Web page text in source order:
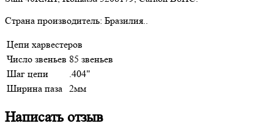
Страна производитель: Бразилия..
Цепи харвестеров
Число звеньев 85 звеньев
Шаг цепи
.404"
Ширина паза 2мм
Написать отзыв